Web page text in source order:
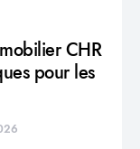
CHR
pour les